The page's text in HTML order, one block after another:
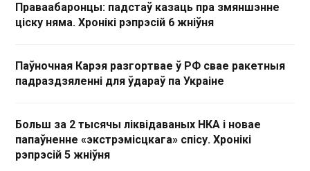
Праваабаронцы: падстаў казаць пра змяншэнне
ціску няма. Хронікі рэпрэсій 6 жніўня
Паўночная Карэя разгортвае ў РФ свае ракетныя
падраздзяленні для ўдараў па Украіне
Больш за 2 тысячы ліквідаваных НКА і новае
папаўненне «экстрэмісцкага» спісу. Хронікі
рэпрэсій 5 жніўня